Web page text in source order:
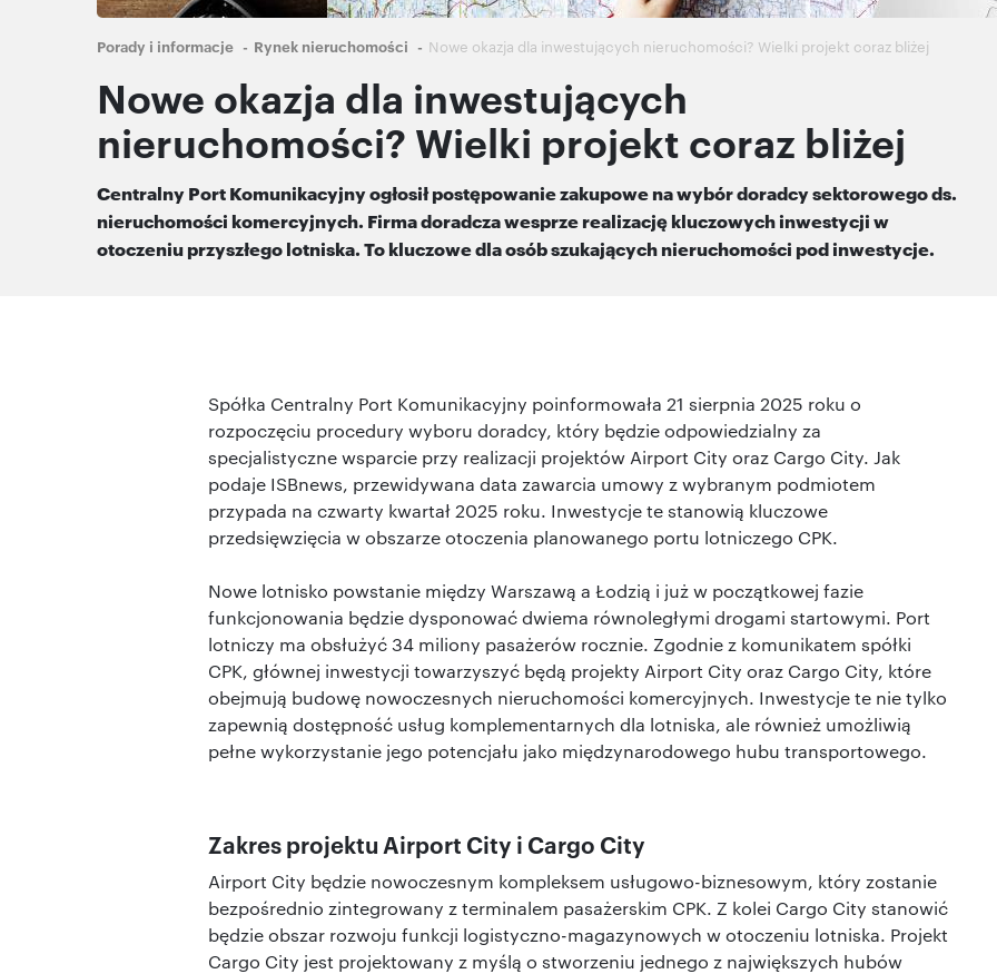
Ścieżka
Porady i informacje Rynek nieruchomości Nowe okazja dla inwestujących nieruchomości? Wielki projekt coraz bliżej
Nowe okazja dla inwestujących
nieruchomości? Wielki projekt coraz bliżej
Centralny Port Komunikacyjny ogłosił postępowanie zakupowe na wybór doradcy sektorowego ds.
nieruchomości komercyjnych. Firma doradcza wesprze realizację kluczowych inwestycji w
otoczeniu przyszłego lotniska. To kluczowe dla osób szukających nieruchomości pod inwestycje.
Spółka Centralny Port Komunikacyjny poinformowała 21 sierpnia 2025 roku o
rozpoczęciu procedury wyboru doradcy, który będzie odpowiedzialny za
specjalistyczne wsparcie przy realizacji projektów Airport City oraz Cargo City. Jak
podaje ISBnews, przewidywana data zawarcia umowy z wybranym podmiotem
przypada na czwarty kwartał 2025 roku. Inwestycje te stanowią kluczowe
przedsięwzięcia w obszarze otoczenia planowanego portu lotniczego CPK.
Nowe lotnisko powstanie między Warszawą a Łodzią i już w początkowej fazie
funkcjonowania będzie dysponować dwiema równoległymi drogami startowymi. Port
lotniczy ma obsłużyć 34 miliony pasażerów rocznie. Zgodnie z komunikatem spółki
CPK, głównej inwestycji towarzyszyć będą projekty Airport City oraz Cargo City, które
obejmują budowę nowoczesnych nieruchomości komercyjnych. Inwestycje te nie tylko
zapewnią dostępność usług komplementarnych dla lotniska, ale również umożliwią
pełne wykorzystanie jego potencjału jako międzynarodowego hubu transportowego.
Zakres projektu Airport City i Cargo City
Airport City będzie nowoczesnym kompleksem usługowo-biznesowym, który zostanie
bezpośrednio zintegrowany z terminalem pasażerskim CPK. Z kolei Cargo City stanowić
będzie obszar rozwoju funkcji logistyczno-magazynowych w otoczeniu lotniska. Projekt
Cargo City jest projektowany z myślą o stworzeniu jednego z największych hubów